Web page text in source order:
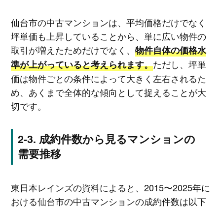
仙台市の中古マンションは、平均価格だけでなく
坪単価も上昇していることから、単に広い物件の
取引が増えたためだけでなく、 物件自体の価格水
準が上がっていると考えられます。ただし、坪単
価は物件ごとの条件によって大きく左右されるた
め、あくまで全体的な傾向として捉えることが大
切です。
成約件数から見るマンションの
需要推移
東日本レインズの資料によると、2015〜2025年に
おける仙台市の中古マンションの成約件数は以下